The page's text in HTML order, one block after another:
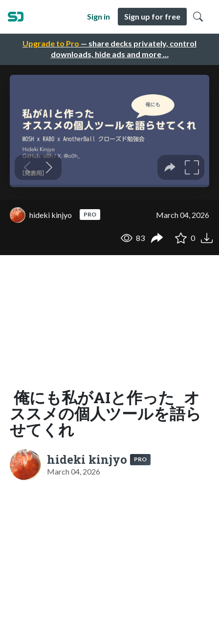
Upgrade to Pro — share decks privately, control
downloads, hide ads and more …
Sign in Sign up for free
hideki kinjyo PRO March 04, 2026
83 0
俺にも私がAIと作った オ
ススメの個人ツールを語ら
せてくれ
hideki kinjyo PRO
March 04, 2026